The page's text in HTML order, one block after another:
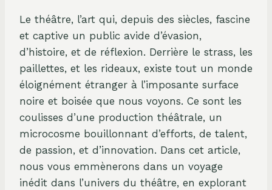
Le théâtre, l’art qui, depuis des siècles, fascine
et captive un public avide d’évasion,
d’histoire, et de réflexion. Derrière le strass, les
paillettes, et les rideaux, existe tout un monde
éloignément étranger à l’imposante surface
noire et boisée que nous voyons. Ce sont les
coulisses d’une production théâtrale, un
microcosme bouillonnant d’efforts, de talent,
de passion, et d’innovation. Dans cet article,
nous vous emmènerons dans un voyage
inédit dans l’univers du théâtre, en explorant